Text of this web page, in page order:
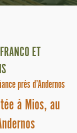
ET
près d’Andernos
à Mios, au